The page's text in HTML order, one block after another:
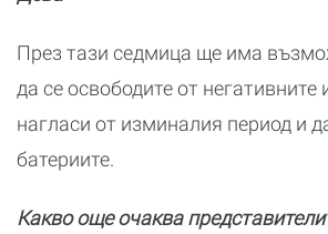
През тази седмица ще има
да се освободите от негативните
нагласи от изминалия период и
батериите.
Какво още очаква